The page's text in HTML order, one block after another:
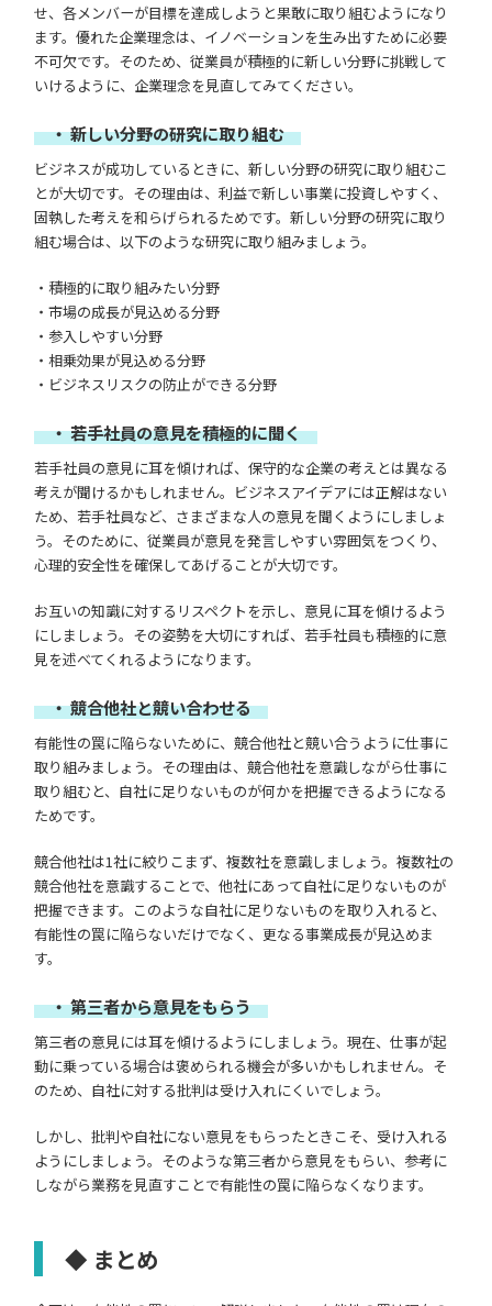
せ、各メンバーが目標を達成しようと果敢に取り組むようになり
ます。優れた企業理念は、イノベーションを生み出すために必要
不可欠です。そのため、従業員が積極的に新しい分野に挑戦して
いけるように、企業理念を見直してみてください。
・ 新しい分野の研究に取り組む
ビジネスが成功しているときに、新しい分野の研究に取り組むこ
とが大切です。その理由は、利益で新しい事業に投資しやすく、
固執した考えを和らげられるためです。新しい分野の研究に取り
組む場合は、以下のような研究に取り組みましょう。
・積極的に取り組みたい分野
・市場の成長が見込める分野
・参入しやすい分野
・相乗効果が見込める分野
・ビジネスリスクの防止ができる分野
・ 若手社員の意見を積極的に聞く
若手社員の意見に耳を傾ければ、保守的な企業の考えとは異なる
考えが聞けるかもしれません。ビジネスアイデアには正解はない
ため、若手社員など、さまざまな人の意見を聞くようにしましょ
う。そのために、従業員が意見を発言しやすい雰囲気をつくり、
心理的安全性を確保してあげることが大切です。
お互いの知識に対するリスペクトを示し、意見に耳を傾けるよう
にしましょう。その姿勢を大切にすれば、若手社員も積極的に意
見を述べてくれるようになります。
・ 競合他社と競い合わせる
有能性の罠に陥らないために、競合他社と競い合うように仕事に
取り組みましょう。その理由は、競合他社を意識しながら仕事に
取り組むと、自社に足りないものが何かを把握できるようになる
ためです。
競合他社は1社に絞りこまず、複数社を意識しましょう。複数社の
競合他社を意識することで、他社にあって自社に足りないものが
把握できます。このような自社に足りないものを取り入れると、
有能性の罠に陥らないだけでなく、更なる事業成長が見込めま
す。
・ 第三者から意見をもらう
第三者の意見には耳を傾けるようにしましょう。現在、仕事が起
動に乗っている場合は褒められる機会が多いかもしれません。そ
のため、自社に対する批判は受け入れにくいでしょう。
しかし、批判や自社にない意見をもらったときこそ、受け入れる
ようにしましょう。そのような第三者から意見をもらい、参考に
しながら業務を見直すことで有能性の罠に陥らなくなります。
◆ まとめ